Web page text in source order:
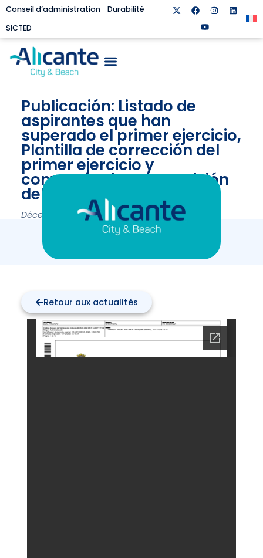
Conseil d’administration
Durabilité
SICTED
Publicación: Listado de
aspirantes que han
superado el primer ejercicio,
Plantilla de corrección del
primer ejercicio y
convocatoria para revisión
del mismo.
Décembre 19, 2023
Retour aux actualités